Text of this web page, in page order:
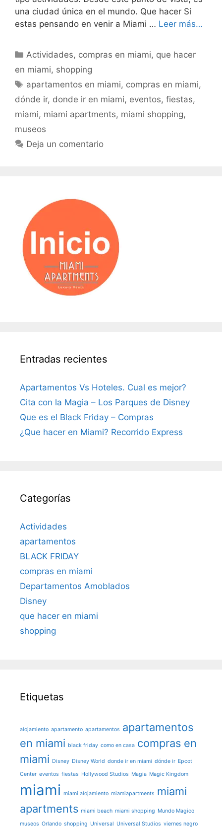
una ciudad única en el mundo. Que hacer Si
estas pensando en venir a Miami … Leer más…
Categorías
Actividades, compras en miami, que hacer
en miami, shopping
Etiquetas
apartamentos en miami, compras en miami,
dónde ir, donde ir en miami, eventos, fiestas,
miami, miami apartments, miami shopping,
museos
Deja un comentario
Entradas recientes
Apartamentos Vs Hoteles. Cual es mejor?
Cita con la Magia – Los Parques de Disney
Que es el Black Friday – Compras
¿Que hacer en Miami? Recorrido Express
Categorías
Actividades
apartamentos
BLACK FRIDAY
compras en miami
Departamentos Amoblados
Disney
que hacer en miami
shopping
Etiquetas
alojamiento apartamento apartamentos apartamentos
en miami black friday como en casa compras en
miami Disney Disney World donde ir en miami dónde ir Epcot
Center eventos fiestas Hollywood Studios Magia Magic Kingdom
miami miami alojamiento miamiapartments miami
apartments miami beach miami shopping Mundo Magico
museos Orlando shopping Universal Universal Studios viernes negro